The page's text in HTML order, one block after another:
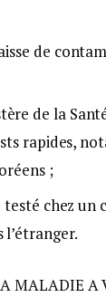
de
de la
rapides,
;
chez un
MALADIE A